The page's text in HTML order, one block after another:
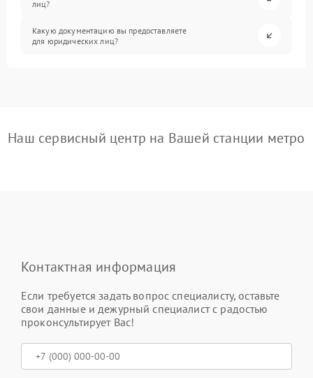
лиц?
Какую документацию вы предоставляете
для юридических лиц?
Наш сервисный центр на Вашей станции метро
Контактная информация
Если требуется задать вопрос специалисту, оставьте
свои данные и дежурный специалист с радостью
проконсультирует Вас!